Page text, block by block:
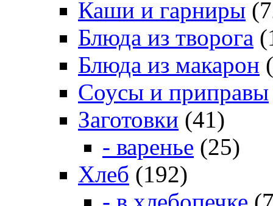
Каши и гарниры
Блюда из творога
Блюда из макарон
Соусы и приправы
Заготовки (41)
- варенье (25)
Хлеб (192)